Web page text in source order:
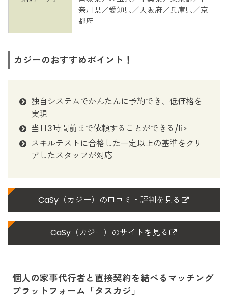
奈川県／愛知県／大阪府／兵庫県／京
都府
カジーのおすすめポイント！
独自システムでかんたんに予約でき、低価格を
実現
当日3時間前まで依頼することができる/li>
スキルテストに合格した一定以上の基準をクリ
アしたスタッフが対応
CaSy（カジー）の口コミ・評判を見る
CaSy（カジー）のサイトを見る
個人の家事代行者と直接契約を結べるマッチング
プラットフォーム「タスカジ」